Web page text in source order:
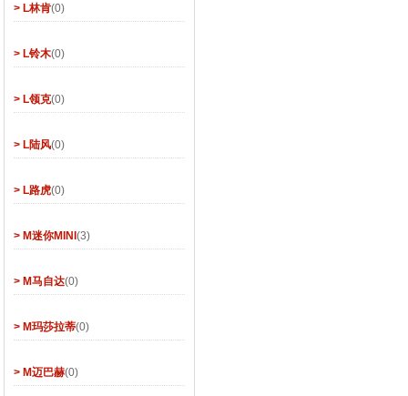
> L林肯(0)
> L铃木(0)
> L领克(0)
> L陆风(0)
> L路虎(0)
> M迷你MINI (3)
> M马自达(0)
> M玛莎拉蒂(0)
> M迈巴赫(0)